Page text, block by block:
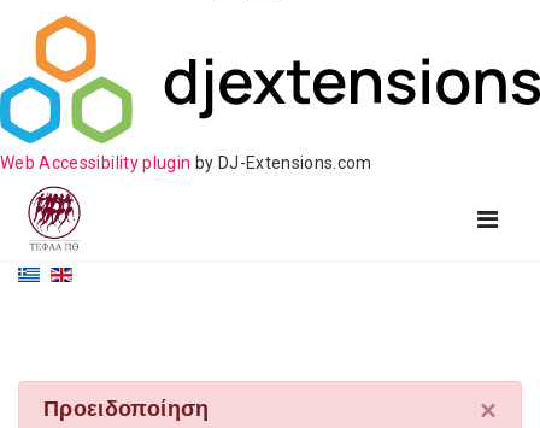
Web Accessibility plugin by DJ-Extensions.com
×
Προειδοποίηση